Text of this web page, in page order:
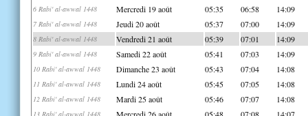
6 Rabi' al-awwal 1448 Mercredi 19 août 05:35 06:58 14:09
7 Rabi' al-awwal 1448 Jeudi 20 août 05:37 07:00 14:09
8 Rabi' al-awwal 1448 Vendredi 21 août 05:39 07:01 14:09
9 Rabi' al-awwal 1448 Samedi 22 août 05:41 07:03 14:09
10 Rabi' al-awwal 1448 Dimanche 23 août 05:43 07:04 14:08
11 Rabi' al-awwal 1448 Lundi 24 août 05:45 07:05 14:08
12 Rabi' al-awwal 1448 Mardi 25 août 05:46 07:07 14:08
13 Rabi' al-awwal 1448